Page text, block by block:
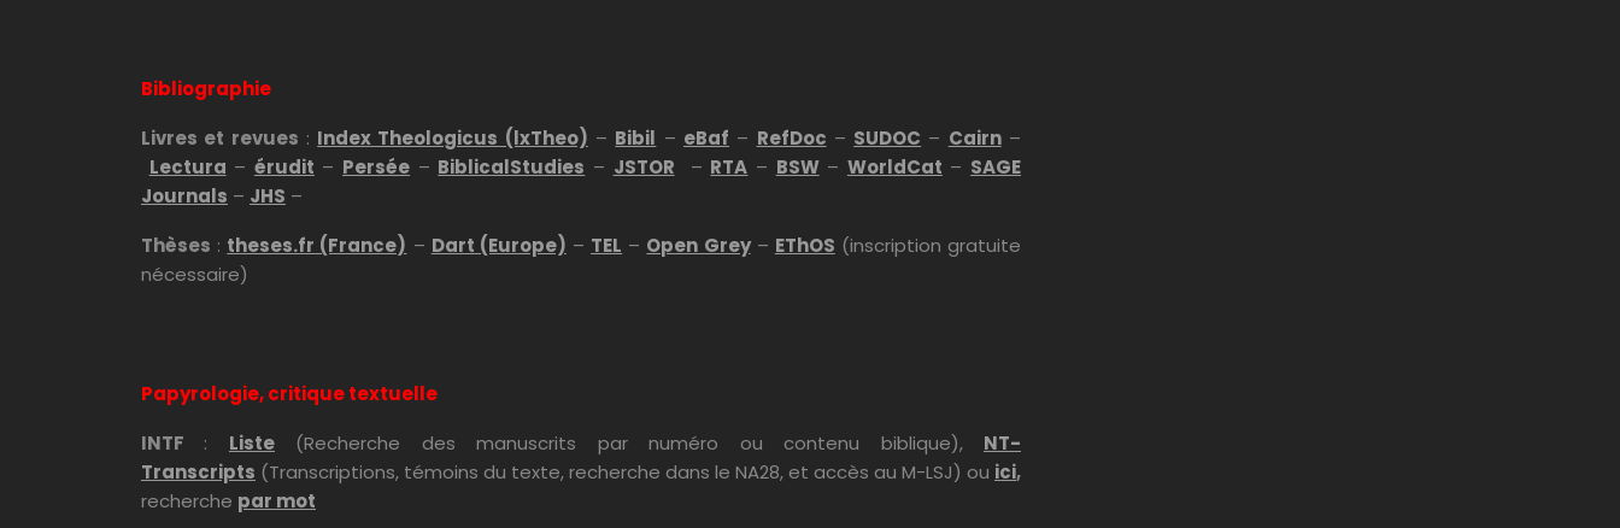
Bibliographie
Livres et revues : Index Theologicus (lxTheo) – Bibil – eBaf – RefDoc – SUDOC – Cairn–
Lectura – érudit – Persée – BiblicalStudies – JSTOR – RTA – BSW– WorldCat – SAGE
Journals – JHS –
Thèses : theses.fr (France) – Dart (Europe) – TEL – Open Grey– EThOS (inscription gratuite
nécessaire)
Papyrologie, critique textuelle
INTF : Liste(Recherche des manuscrits par numéro ou contenu biblique), NT-
Transcripts (Transcriptions, témoins du texte, recherche dans le NA28, et accès au M-LSJ) ou ici,
recherche par mot